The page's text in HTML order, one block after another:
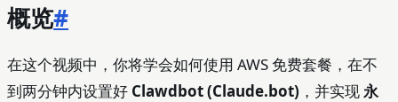
概览#
在这个视频中，你将学会如何使用 AWS 免费套餐，在不
到两分钟内设置好 Clawdbot (Claude.bot) ，并实现 永